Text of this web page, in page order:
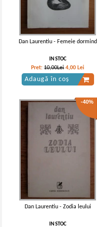
Dan Laurentiu - Femeie dormind
IN STOC
Pret:10,00Lei 4,00 Lei
Adaugă în coș
-40%
Dan Laurentiu - Zodia leului
IN STOC